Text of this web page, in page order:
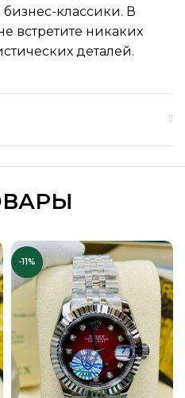
классики. В
встретите никаких
деталей.
-11%